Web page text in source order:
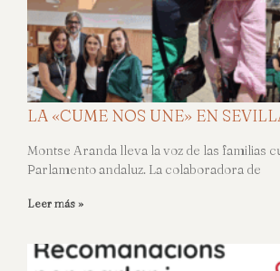
LA «CUME NOS UNE» EN
Montse Aranda lleva la voz de las familias
Parlamento andaluz. La colaboradora de
Leer más »